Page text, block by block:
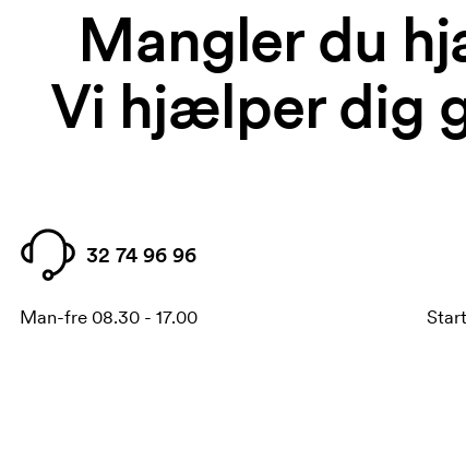
Mangler du
Vi hjælper dig
32 74 96 96
Man-fre 08.30 - 17.00